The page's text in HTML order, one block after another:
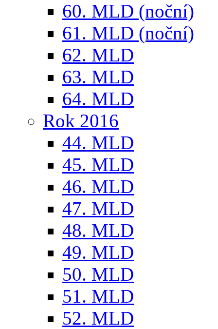
60. MLD (noční)
61. MLD (noční)
62. MLD
63. MLD
64. MLD
Rok 2016
44. MLD
45. MLD
46. MLD
47. MLD
48. MLD
49. MLD
50. MLD
51. MLD
52. MLD